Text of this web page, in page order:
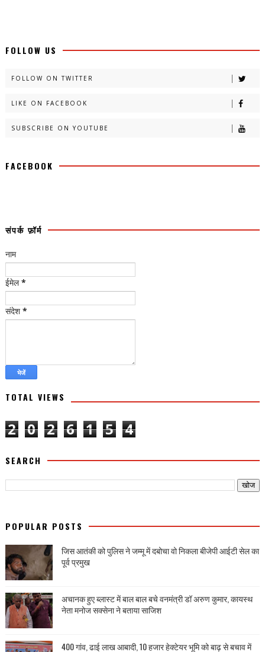
FOLLOW US
FOLLOW ON TWITTER
LIKE ON FACEBOOK
SUBSCRIBE ON YOUTUBE
FACEBOOK
संपर्क फ़ॉर्म
नाम
ईमेल*
संदेश *
TOTAL VIEWS
2 0 2 6 1 5 4
SEARCH
POPULAR POSTS
जिस आतंकी को पुलिस ने जम्मू में दबोचा वो निकला बीजेपी आईटी सेल का
पूर्व प्रमुख
अचानक हुए ब्लास्ट में बाल बाल बचे वनमंत्री डॉ अरुण कुमार, कायस्थ
नेता मनोज सक्सेना ने बताया साजिश
400 गांव, ढाई लाख आबादी, 10 हजार हेक्टेयर भूमि को बाढ़ से बचाव में